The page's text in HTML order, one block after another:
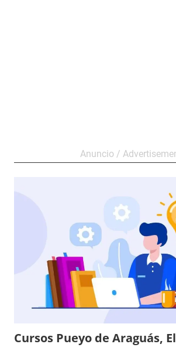
Cursos Pueyo de Araguás, El